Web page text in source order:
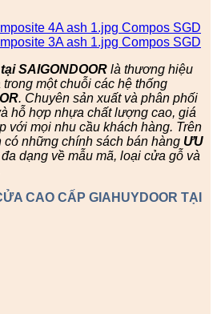
SAIGONDOOR là thương hiệu
một chuỗi các hệ thống
. Chuyên sản xuất và phân phối
hỗ hợp nhựa chất lượng cao, giá
với mọi nhu cầu khách hàng. Trên
có những chính sách bán hàng ƯU
dạng về mẫu mã, loại cửa gỗ và
CAO CẤP GIAHUYDOOR TẠI